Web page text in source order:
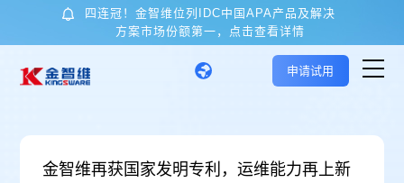
四连冠！金智维位列IDC中国APA产品及解决
方案市场份额第一，点击查看详情
申请试用
金智维再获国家发明专利，运维能力再上新